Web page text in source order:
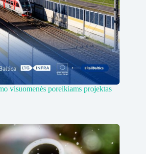
visuomenės poreikiams projektas